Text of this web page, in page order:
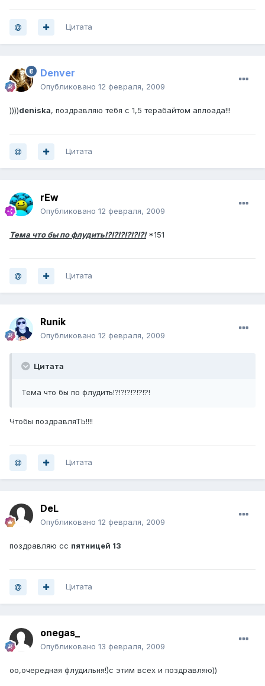
Цитата
Denver
Опубликовано 12 февраля, 2009
))))deniska, поздравляю тебя с 1,5 терабайтом аплоада!!!
Цитата
rEw
Опубликовано 12 февраля, 2009
Тема что бы по флудить!?!?!?!?!?!?!*151
Цитата
Runik
Опубликовано 12 февраля, 2009
Цитата
Тема что бы по флудить!?!?!?!?!?!?!
Чтобы поздравляТЬ!!!!
Цитата
DeL
Опубликовано 12 февраля, 2009
поздравляю сс пятницей 13
Цитата
onegas_
Опубликовано 13 февраля, 2009
оо,очередная флудильня!)с этим всех и поздравляю))